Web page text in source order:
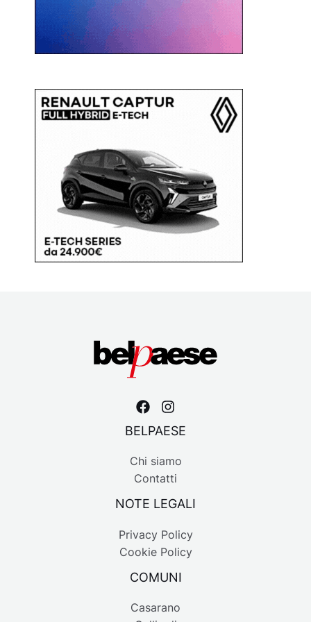
BELPAESE
Chi siamo
Contatti
NOTE LEGALI
Privacy Policy
Cookie Policy
COMUNI
Casarano